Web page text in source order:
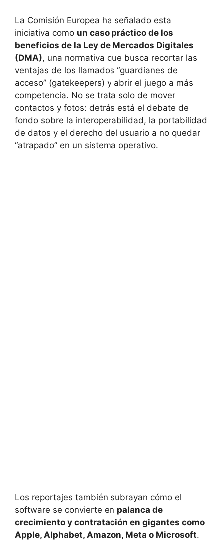
La Comisión Europea ha señalado esta
iniciativa como un caso práctico de los
beneficios de la Ley de Mercados Digitales
(DMA), una normativa que busca recortar las
ventajas de los llamados “guardianes de
acceso” (gatekeepers) y abrir el juego a más
competencia. No se trata solo de mover
contactos y fotos: detrás está el debate de
fondo sobre la interoperabilidad, la portabilidad
de datos y el derecho del usuario a no quedar
“atrapado” en un sistema operativo.
Los reportajes también subrayan cómo el
software se convierte en palanca de
crecimiento y contratación en gigantes como
Apple, Alphabet, Amazon, Meta o Microsoft.